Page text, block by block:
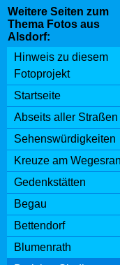
Weitere Seiten zum
Thema Fotos aus
Alsdorf:
Hinweis zu diesem
Fotoprojekt
Startseite
Abseits aller Straßen
Sehenswürdigkeiten
Kreuze am
Gedenkstätten
Begau
Bettendorf
Blumenrath